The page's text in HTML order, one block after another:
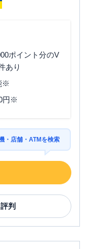
ポイント分のV
あり
※
円※
・店舗・ATMを検索
判